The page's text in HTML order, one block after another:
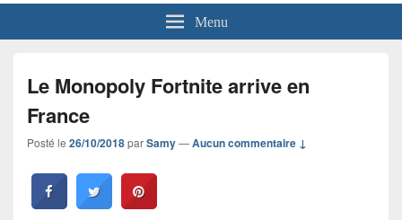
Menu
Le Monopoly Fortnite arrive en
France
Posté le 26/10/2018parSamy—Aucun commentaire ↓